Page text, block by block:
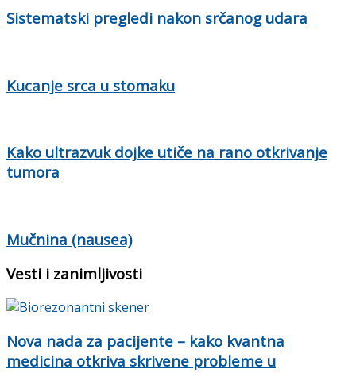
Sistematski pregledi nakon srčanog udara
Kucanje srca u stomaku
Kako ultrazvuk dojke utiče na rano otkrivanje
tumora
Mučnina (nausea)
Vesti i zanimljivosti
Nova nada za pacijente – kako kvantna
medicina otkriva skrivene probleme u